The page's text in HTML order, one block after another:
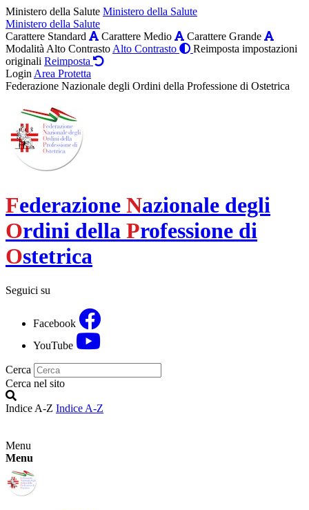
Ministero della Salute Ministero della Salute
Ministero della Salute
Carattere Standard
Carattere Medio
Carattere Grande
Modalità Alto Contrasto Alto Contrasto
Reimposta impostazioni
originali Reimposta
Login Area Protetta
Federazione Nazionale degli Ordini della Professione di Ostetrica
Federazione Nazionale degli
Ordini della Professione di
Ostetrica
Seguici su
Facebook
YouTube
Cerca
Cerca nel sito
Indice A-Z Indice A-Z
Menu
Menu